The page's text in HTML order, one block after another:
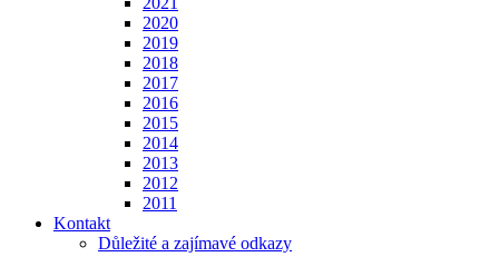
2020
2019
2018
2017
2016
2015
2014
2013
2012
2011
Kontakt
Důležité a zajímavé odkazy